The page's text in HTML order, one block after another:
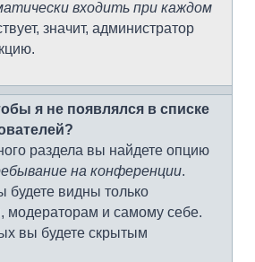
входить при каждом
значит, администратор
я не появлялся в списке
раздела вы найдете опцию
на конференции.
будете видны только
модераторам и самому себе.
вы будете скрытым